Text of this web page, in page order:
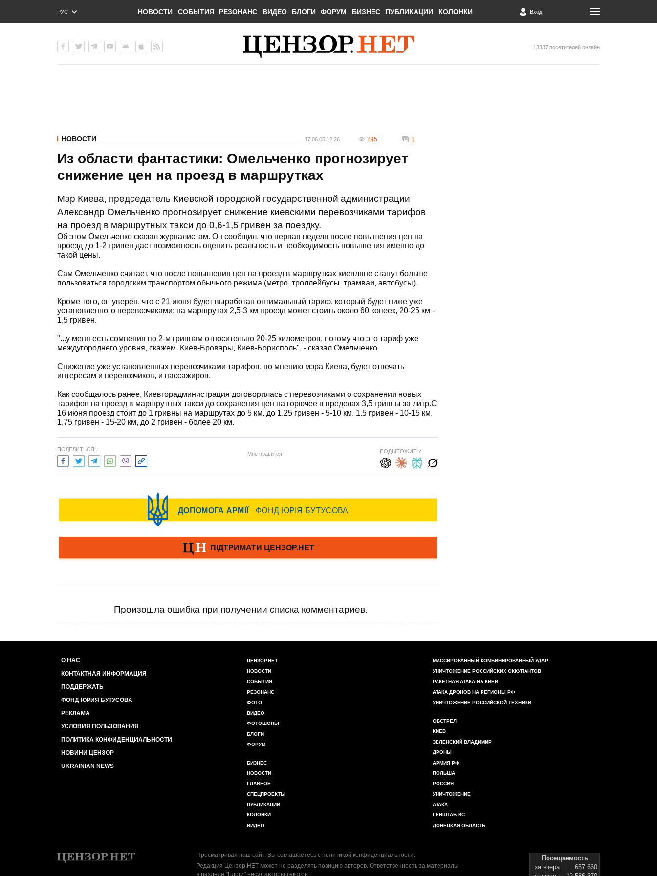
РУС
ENG
НОВОСТИ СОБЫТИЯ РЕЗОНАНС ВИДЕО БЛОГИ ФОРУМ БИЗНЕС ПУБЛИКАЦИИ КОЛОНКИ Вход
13337 посетителей онлайн
НОВОСТИ 17.06.05 12:26 245 1
Из области фантастики: Омельченко прогнозирует
снижение цен на проезд в маршрутках
Мэр Киева, председатель Киевской городской государственной администрации
Александр Омельченко прогнозирует снижение киевскими перевозчиками тарифов
на проезд в маршрутных такси до 0,6-1,5 гривен за поездку.
Об этом Омельченко сказал журналистам. Он сообщил, что первая неделя после повышения цен на
проезд до 1-2 гривен даст возможность оценить реальность и необходимость повышения именно до
такой цены.
Сам Омельченко считает, что после повышения цен на проезд в маршрутках киевляне станут больше
пользоваться городским транспортом обычного режима (метро, троллейбусы, трамваи, автобусы).
Кроме того, он уверен, что с 21 июня будет выработан оптимальный тариф, который будет ниже уже
установленного перевозчиками: на маршрутах 2,5-3 км проезд может стоить около 60 копеек, 20-25 км -
1,5 гривен.
"...у меня есть сомнения по 2-м гривнам относительно 20-25 километров, потому что это тариф уже
междугороднего уровня, скажем, Киев-Бровары, Киев-Борисполь", - сказал Омельченко.
Снижение уже установленных перевозчиками тарифов, по мнению мэра Киева, будет отвечать
интересам и перевозчиков, и пассажиров.
Как сообщалось ранее, Киевгорадминистрация договорилась с перевозчиками о сохранении новых
тарифов на проезд в маршрутных такси до сохранения цен на горючее в пределах 3,5 гривны за литр.С
16 июня проезд стоит до 1 гривны на маршрутах до 5 км, до 1,25 гривен - 5-10 км, 1,5 гривен - 10-15 км,
1,75 гривен - 15-20 км, до 2 гривен - более 20 км.
ПОДЕЛИТЬСЯ:
Мне нравится ПОДЫТОЖИТЬ:
Произошла ошибка при получении списка комментариев.
О НАС
КОНТАКТНАЯ ИНФОРМАЦИЯ
ПОДДЕРЖАТЬ
ФОНД ЮРИЯ БУТУСОВА
РЕКЛАМА
УСЛОВИЯ ПОЛЬЗОВАНИЯ
ПОЛИТИКА КОНФИДЕНЦИАЛЬНОСТИ
НОВИНИ ЦЕНЗОР
UKRAINIAN NEWS
ЦЕНЗОР.НЕТ
НОВОСТИ
СОБЫТИЯ
РЕЗОНАНС
ФОТО
ВИДЕО
ФОТОШОПЫ
БЛОГИ
ФОРУМ
БИЗНЕС
НОВОСТИ
ГЛАВНОЕ
СПЕЦПРОЕКТЫ
ПУБЛИКАЦИИ
КОЛОНКИ
ВИДЕО
МАССИРОВАННЫЙ КОМБИНИРОВАННЫЙ УДАР
УНИЧТОЖЕНИЕ РОССИЙСКИХ ОККУПАНТОВ
РАКЕТНАЯ АТАКА НА КИЕВ
АТАКА ДРОНОВ НА РЕГИОНЫ РФ
УНИЧТОЖЕНИЕ РОССИЙСКОЙ ТЕХНИКИ
ОБСТРЕЛ
КИЕВ
ЗЕЛЕНСКИЙ ВЛАДИМИР
ДРОНЫ
АРМИЯ РФ
ПОЛЬША
РОССИЯ
УНИЧТОЖЕНИЕ
АТАКА
ГЕНШТАБ ВС
ДОНЕЦКАЯ ОБЛАСТЬ
Просматривая наш сайт, Вы соглашаетесь с политикой конфиденциальности.
Редакция Цензор.НЕТ может не разделять позицию авторов. Ответственность за материалы
в разделе "Блоги" несут авторы текстов.
Посещаемость
за вчера
657 660